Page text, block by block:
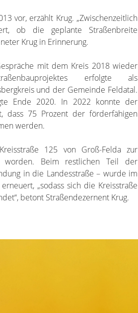
vor, erzählt Krug. „Zwischenzeitlich
ob die geplante Straßenbreite
Krug in Erinnerung.
mit dem Kreis 2018 wieder
erfolgte als
und der Gemeinde Feldatal.
Ende 2020. In 2022 konnte der
dass 75 Prozent der förderfähigen
werden.
125 von Groß-Felda zur
Beim restlichen Teil der
in die Landesstraße – wurde im
„sodass sich die Kreisstraße
betont Straßendezernent Krug.